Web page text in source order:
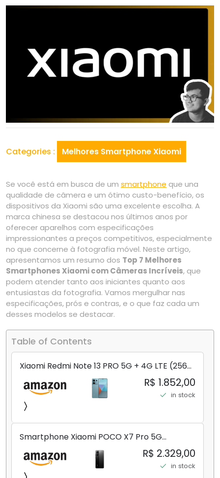
Categories : Melhores Smartphone Xiaomi
Se você está em busca de um smartphone que una
qualidade de câmera e um ótimo custo-benefício, os
dispositivos da Xiaomi são uma excelente escolha. A
marca chinesa se destacou nos últimos anos por
oferecer aparelhos com especificações
impressionantes a preços competitivos, especialmente
no que concerne à fotografia móvel. Neste artigo,
apresentamos um resumo dos Top 7 Melhores
Smartphones Xiaomi com Câmeras Incríveis, que
podem atender tanto aos iniciantes quanto aos
entusiastas da fotografia. Vamos mergulhar nas
especificações, prós e contras, e o que faz cada um
desses modelos se destacar.
Table of Contents
Xiaomi Redmi Note 13 PRO 5G + 4G LTE (256
GB + 8 GB) 200 MP Triplo (Mobile Mint Tello
e) + (Pacote de carregador duplo de carro
rápido) (Ocean Teal (ROM))
R$ 1.852,00
in stock
Smartphone Xiaomi POCO X7 Pro 5G
8+256GB/12+256GB/12+512GB
R$ 2.329,00
in stock